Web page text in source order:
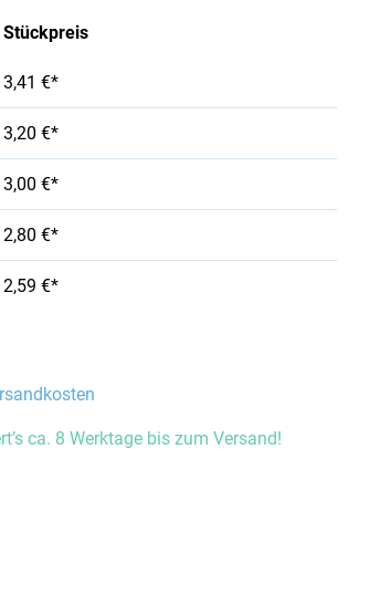
Stückpreis
3,41 €*
3,20 €*
3,00 €*
2,80 €*
2,59 €*
ca. 8 Werktage bis zum Versand!